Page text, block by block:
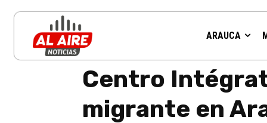
ARAUCA
Inicio
Centro
migrante en